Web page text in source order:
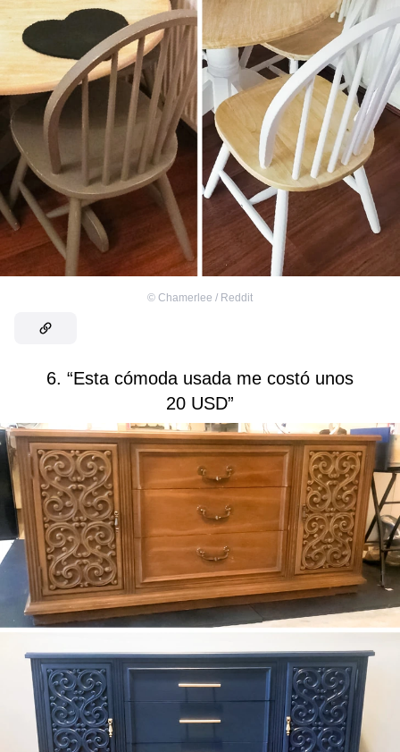
© Chamerlee / Reddit
6. “Esta cómoda usada me costó unos
20 USD”